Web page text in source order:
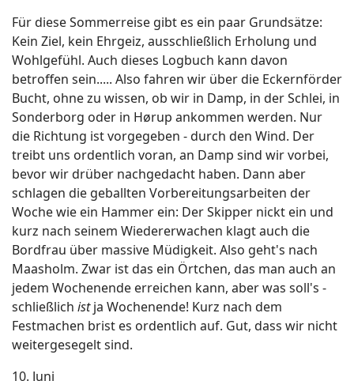
Für diese Sommerreise gibt es ein paar Grundsätze:
Kein Ziel, kein Ehrgeiz, ausschließlich Erholung und
Wohlgefühl. Auch dieses Logbuch kann davon
betroffen sein..... Also fahren wir über die Eckernförder
Bucht, ohne zu wissen, ob wir in Damp, in der Schlei, in
Sonderborg oder in Hørup ankommen werden. Nur
die Richtung ist vorgegeben - durch den Wind. Der
treibt uns ordentlich voran, an Damp sind wir vorbei,
bevor wir drüber nachgedacht haben. Dann aber
schlagen die geballten Vorbereitungsarbeiten der
Woche wie ein Hammer ein: Der Skipper nickt ein und
kurz nach seinem Wiedererwachen klagt auch die
Bordfrau über massive Müdigkeit. Also geht's nach
Maasholm. Zwar ist das ein Örtchen, das man auch an
jedem Wochenende erreichen kann, aber was soll's -
schließlich istja Wochenende! Kurz nach dem
Festmachen brist es ordentlich auf. Gut, dass wir nicht
weitergesegelt sind.
10. Juni